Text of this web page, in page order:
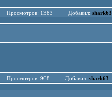
Просмотров: 1383 Добавил: shark63
Просмотров: 968 Добавил: shark63